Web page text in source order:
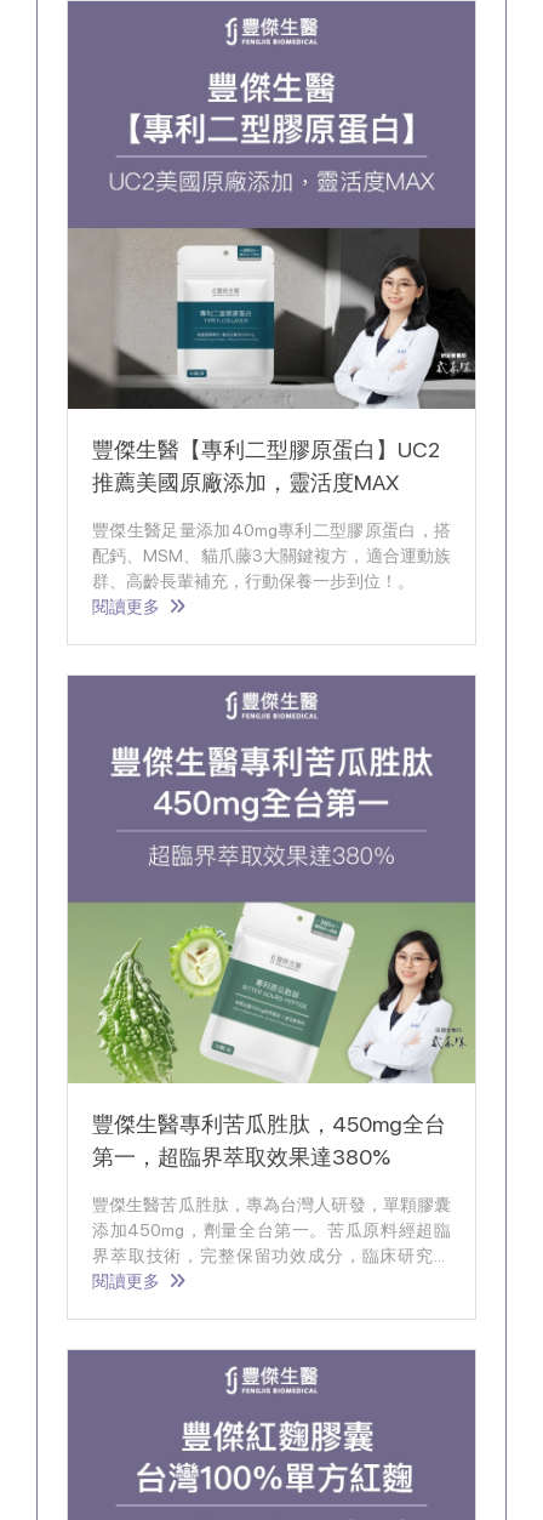
豐傑生醫【專利二型膠原蛋白】UC2
推薦美國原廠添加，靈活度MAX
豐傑生醫足量添加40mg專利二型膠原蛋白，搭
配鈣、MSM、貓爪藤3大關鍵複方，適合運動族
群、高齡長輩補充，行動保養一步到位！。
閱讀更多
豐傑生醫專利苦瓜胜肽，450mg全台
第一，超臨界萃取效果達380%
豐傑生醫苦瓜胜肽，專為台灣人研發，單顆膠囊
添加450mg，劑量全台第一。苦瓜原料經超臨
界萃取技術，完整保留功效成分，臨床研究證
實，調節生理機能效果優於他牌380%。。
閱讀更多